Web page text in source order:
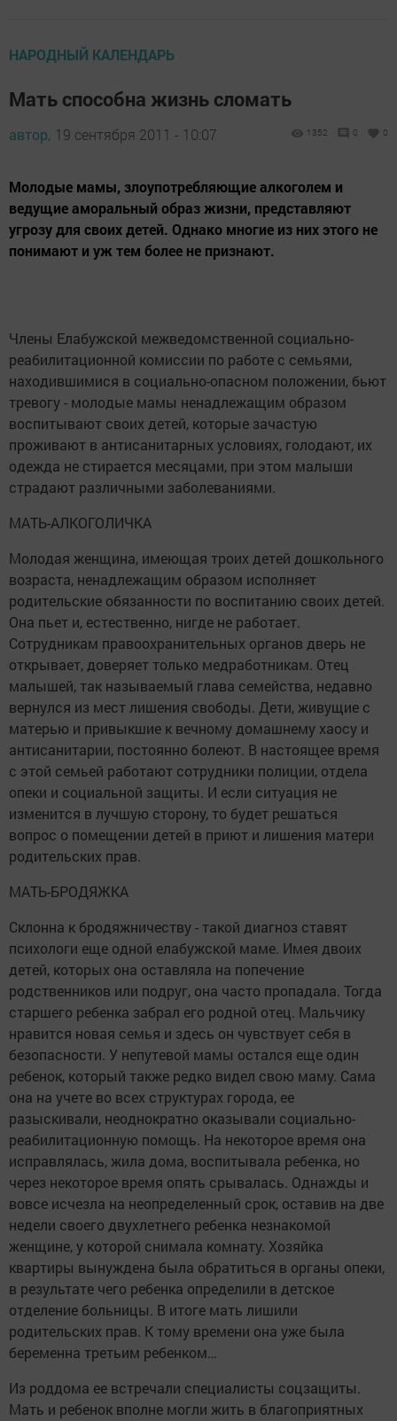
НАРОДНЫЙ КАЛЕНДАРЬ
Мать способна жизнь сломать
автор, 19 сентября 2011 - 10:07 1352 0 0
Молодые мамы, злоупотребляющие алкоголем и
ведущие аморальный образ жизни, представляют
угрозу для своих детей. Однако многие из них этого не
понимают и уж тем более не признают.
Члены Елабужской межведомственной социально-
реабилитационной комиссии по работе с семьями,
находившимися в социально-опасном положении, бьют
тревогу - молодые мамы ненадлежащим образом
воспитывают своих детей, которые зачастую
проживают в антисанитарных условиях, голодают, их
одежда не стирается месяцами, при этом малыши
страдают различными заболеваниями.
МАТЬ-АЛКОГОЛИЧКА
Молодая женщина, имеющая троих детей дошкольного
возраста, ненадлежащим образом исполняет
родительские обязанности по воспитанию своих детей.
Она пьет и, естественно, нигде не работает.
Сотрудникам правоохранительных органов дверь не
открывает, доверяет только медработникам. Отец
малышей, так называемый глава семейства, недавно
вернулся из мест лишения свободы. Дети, живущие с
матерью и привыкшие к вечному домашнему хаосу и
антисанитарии, постоянно болеют. В настоящее время
с этой семьей работают сотрудники полиции, отдела
опеки и социальной защиты. И если ситуация не
изменится в лучшую сторону, то будет решаться
вопрос о помещении детей в приют и лишения матери
родительских прав.
МАТЬ-БРОДЯЖКА
Склонна к бродяжничеству - такой диагноз ставят
психологи еще одной елабужской маме. Имея двоих
детей, которых она оставляла на попечение
родственников или подруг, она часто пропадала. Тогда
старшего ребенка забрал его родной отец. Мальчику
нравится новая семья и здесь он чувствует себя в
безопасности. У непутевой мамы остался еще один
ребенок, который также редко видел свою маму. Сама
она на учете во всех структурах города, ее
разыскивали, неоднократно оказывали социально-
реабилитационную помощь. На некоторое время она
исправлялась, жила дома, воспитывала ребенка, но
через некоторое время опять срывалась. Однажды и
вовсе исчезла на неопределенный срок, оставив на две
недели своего двухлетнего ребенка незнакомой
женщине, у которой снимала комнату. Хозяйка
квартиры вынуждена была обратиться в органы опеки,
в результате чего ребенка определили в детское
отделение больницы. В итоге мать лишили
родительских прав. К тому времени она уже была
беременна третьим ребенком…
Из роддома ее встречали специалисты соцзащиты.
Мать и ребенок вполне могли жить в благоприятных